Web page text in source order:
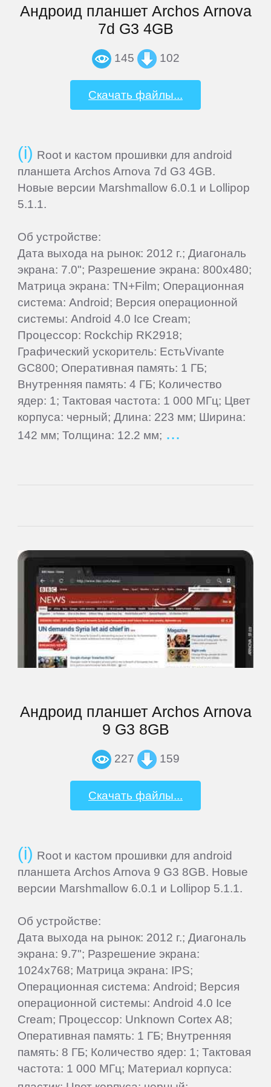
Андроид планшет Archos Arnova
7d G3 4GB
145 102
Скачать файлы...
Root и кастом прошивки для android
планшета Archos Arnova 7d G3 4GB.
Новые версии Marshmallow 6.0.1 и Lollipop
5.1.1.
Об устройстве:
Дата выхода на рынок: 2012 г.; Диагональ
экрана: 7.0"; Разрешение экрана: 800x480;
Матрица экрана: TN+Film; Операционная
система: Android; Версия операционной
системы: Android 4.0 Ice Cream;
Процессор: Rockchip RK2918;
Графический ускоритель: ЕстьVivante
GC800; Оперативная память: 1 ГБ;
Внутренняя память: 4 ГБ; Количество
ядер: 1; Тактовая частота: 1 000 МГц; Цвет
корпуса: черный; Длина: 223 мм; Ширина:
142 мм; Толщина: 12.2 мм;
Андроид планшет Archos Arnova
9 G3 8GB
227 159
Скачать файлы...
Root и кастом прошивки для android
планшета Archos Arnova 9 G3 8GB. Новые
версии Marshmallow 6.0.1 и Lollipop 5.1.1.
Об устройстве:
Дата выхода на рынок: 2012 г.; Диагональ
экрана: 9.7"; Разрешение экрана:
1024x768; Матрица экрана: IPS;
Операционная система: Android; Версия
операционной системы: Android 4.0 Ice
Cream; Процессор: Unknown Cortex A8;
Оперативная память: 1 ГБ; Внутренняя
память: 8 ГБ; Количество ядер: 1; Тактовая
частота: 1 000 МГц; Материал корпуса:
Assistant
ASUS
&
Noble
bb-
mobile
Beholder
Bliss
BQ-
Mobile
CrownMicro
Cube
Daewoo
Dell
EXPERTS
Explay
Fly
Flycat
Fujitsu
General
Satellite